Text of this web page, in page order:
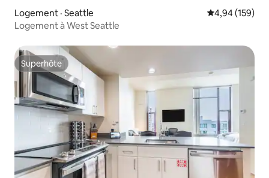
Logement · Seattle Note
4,94 (159)
Logement à West Seattle
Superhôte
Superhôte